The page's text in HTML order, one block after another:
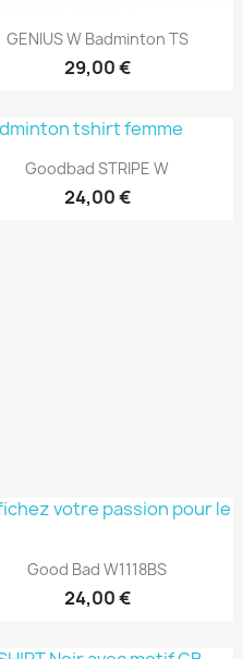
 Aperçu rapide
GENIUS W Badminton TS
29,00 €
Aperçu rapide
Goodbad STRIPE W
24,00 €
Aperçu rapide
Good Bad W1118BS
24,00 €